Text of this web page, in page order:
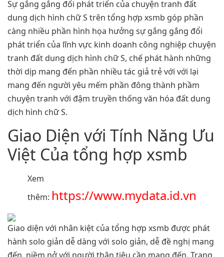
Sự gắng gắng đổi phát triển của chuyện tranh đất
dung dịch hình chữ S trên tổng hợp xsmb góp phần
càng nhiều phần hình họa hưởng sự gắng gắng đổi
phát triển của lĩnh vực kinh doanh công nghiệp chuyện
tranh đất dung dịch hình chữ S, chế phát hành những
thời dịp mang đến phần nhiều tác giả trẻ với với lại
mang đến người yêu mếm phần đông thành phầm
chuyện tranh với đậm truyền thống văn hóa đất dung
dịch hình chữ S.
Giao Diện với Tính Năng Ưu
Việt Của tổng hợp xsmb
Xem
thêm: https://www.mydata.id.vn
Giao diện với nhân kiệt của tổng hợp xsmb được phát
hành solo giản dễ dàng với solo giản, dễ đề nghị mang